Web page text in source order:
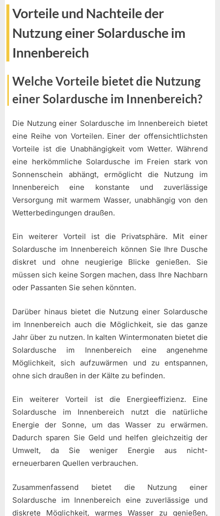
Vorteile und Nachteile der
Nutzung einer Solardusche im
Innenbereich
Welche Vorteile bietet die Nutzung
einer Solardusche im Innenbereich?
Die Nutzung einer Solardusche im Innenbereich bietet
eine Reihe von Vorteilen. Einer der offensichtlichsten
Vorteile ist die Unabhängigkeit vom Wetter. Während
eine herkömmliche Solardusche im Freien stark von
Sonnenschein abhängt, ermöglicht die Nutzung im
Innenbereich eine konstante und zuverlässige
Versorgung mit warmem Wasser, unabhängig von den
Wetterbedingungen draußen.
Ein weiterer Vorteil ist die Privatsphäre. Mit einer
Solardusche im Innenbereich können Sie Ihre Dusche
diskret und ohne neugierige Blicke genießen. Sie
müssen sich keine Sorgen machen, dass Ihre Nachbarn
oder Passanten Sie sehen könnten.
Darüber hinaus bietet die Nutzung einer Solardusche
im Innenbereich auch die Möglichkeit, sie das ganze
Jahr über zu nutzen. In kalten Wintermonaten bietet die
Solardusche im Innenbereich eine angenehme
Möglichkeit, sich aufzuwärmen und zu entspannen,
ohne sich draußen in der Kälte zu befinden.
Ein weiterer Vorteil ist die Energieeffizienz. Eine
Solardusche im Innenbereich nutzt die natürliche
Energie der Sonne, um das Wasser zu erwärmen.
Dadurch sparen Sie Geld und helfen gleichzeitig der
Umwelt, da Sie weniger Energie aus nicht-
erneuerbaren Quellen verbrauchen.
Zusammenfassend bietet die Nutzung einer
Solardusche im Innenbereich eine zuverlässige und
diskrete Möglichkeit, warmes Wasser zu genießen,